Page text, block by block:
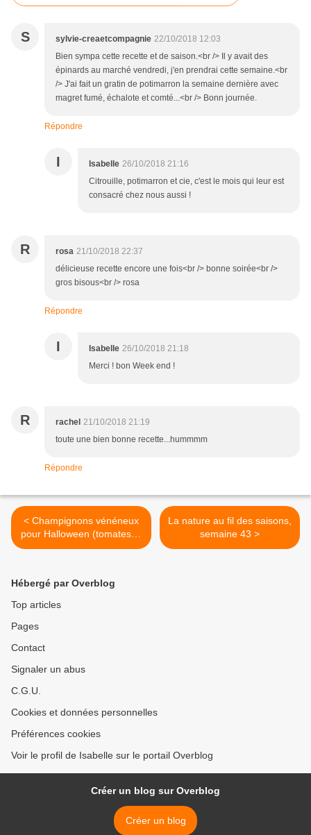
S sylvie-creaetcompagnie 22/10/2018 12:03
Bien sympa cette recette et de saison.<br /> Il y avait des
épinards au marché vendredi, j'en prendrai cette semaine.<br
/> J'ai fait un gratin de potimarron la semaine dernière avec
magret fumé, échalote et comté...<br /> Bonn journée.
Répondre
I Isabelle 26/10/2018 21:16
Citrouille, potimarron et cie, c'est le mois qui leur est
consacré chez nous aussi !
R rosa 21/10/2018 22:37
délicieuse recette encore une fois<br /> bonne soirée<br />
gros bisous<br /> rosa
Répondre
I Isabelle 26/10/2018 21:18
Merci ! bon Week end !
R rachel 21/10/2018 21:19
toute une bien bonne recette...hummmm
Répondre
< Champignons vénéneux
pour Halloween (tomates et
mozzarella)
La nature au fil des saisons,
semaine 43 >
Hébergé par Overblog
Top articles
Pages
Contact
Signaler un abus
C.G.U.
Cookies et données personnelles
Préférences cookies
Voir le profil de Isabelle sur le portail Overblog
Créer un blog sur Overblog
Créer un blog